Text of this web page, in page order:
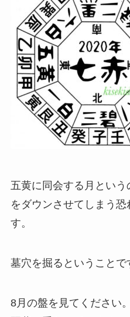
五黄に同会する月とい
をダウンさせてしまう
す。
墓穴を掘るということで
8月の盤を見てください